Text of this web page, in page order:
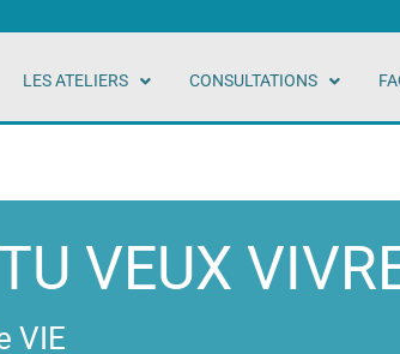
LES ATELIERS CONSULTATIONS
VEUX
VIE